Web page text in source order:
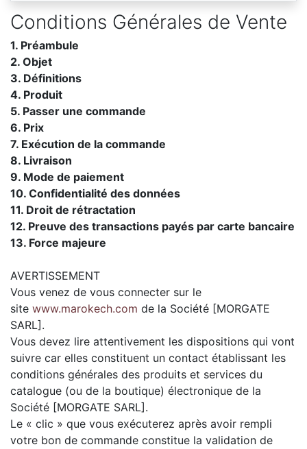
Conditions Générales de Vente
1. Préambule
2. Objet
3. Définitions
4. Produit
5. Passer une commande
6. Prix
7. Exécution de la commande
8. Livraison
9. Mode de paiement
10. Confidentialité des données
11. Droit de rétractation
12. Preuve des transactions payés par carte bancaire
13. Force majeure
AVERTISSEMENT
Vous venez de vous connecter sur le
site www.marokech.com de la Société [MORGATE
SARL].
Vous devez lire attentivement les dispositions qui vont
suivre car elles constituent un contact établissant les
conditions générales des produits et services du
catalogue (ou de la boutique) électronique de la
Société [MORGATE SARL].
Le « clic » que vous exécuterez après avoir rempli
votre bon de commande constitue la validation de